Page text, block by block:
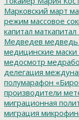
Марковский март
режим массовое
капитал маткапитал
Медведев медведь
медицинские маски
медосмотр
делегация
полумарафон
производители
миграционная
миграция